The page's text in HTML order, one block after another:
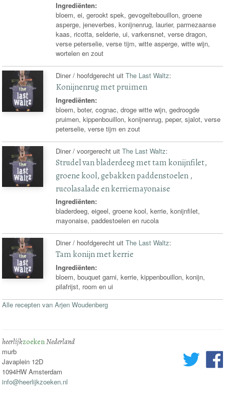
Ingrediënten:
bloem, ei, gerookt spek, gevogeltebouillon, groene
asperge, jeneverbes, konijnenrug, laurier, parmezaanse
kaas, ricotta, selderie, ui, varkensnet, verse dragon,
verse peterselie, verse tijm, witte asperge, witte wijn,
wortelen en zout
Diner / hoofdgerecht uitThe Last Waltz:
Konijnenrug met pruimen
Ingrediënten:
bloem, boter, cognac, droge witte wijn, gedroogde
pruimen, kippenbouillon, konijnenrug, peper, sjalot, verse
peterselie, verse tijm en zout
Diner / voorgerecht uitThe Last Waltz:
Strudel van bladerdeeg met tam konijnfilet,
groene kool, gebakken paddenstoelen ,
rucolasalade en kerriemayonaise
Ingrediënten:
bladerdeeg, eigeel, groene kool, kerrie, konijnfilet,
mayonaise, paddestoelen en rucola
Diner / hoofdgerecht uitThe Last Waltz:
Tam konijn met kerrie
Ingrediënten:
bloem, bouquet garni, kerrie, kippenbouillon, konijn,
pilafrijst, room en ui
Alle recepten van Arjen Woudenberg
heerlijkzoekenNederland
murb
Javaplein 12D
1094HW Amsterdam
info@heerlijkzoeken.nl